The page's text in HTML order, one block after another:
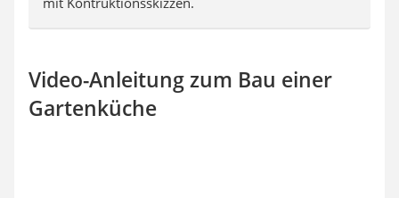
Video-Anleitung zum Bau einer
Gartenküche